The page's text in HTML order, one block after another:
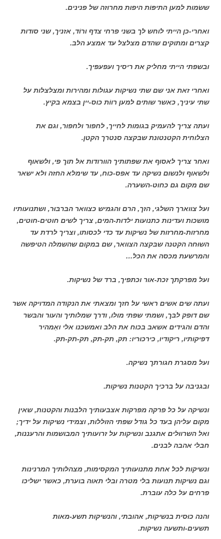
ששׂמות למען התיפּוֹת היפות מחרוזה של פנינים.
ואחרי-כן הייתי לוחש לך בשני פרחי צדף ורוֹד, אזניך, שני סודות
קצרים ומתוקים שהדם מצלצל עד אמצע הלב.
ובשפתי הייתי מחליק את ריסיך ועפעפּיך.
ואחרי זאת אני שם שתי נשיקות עגולות ומהירות ומצלצלות על
שתי עיניך, כאשר שותים למען רווֹת כוס-יין בצמא בקיץ.
ועתה צריך להעמיק בגומות לחייך, לחפור ולחפור, וגם את
הצלוחית הקטנטונת שבּקצה סנטרך הקטן.
ואחר צריך לאסוף את שפתותיך הוורודות אל תוך פי, ולשאוף
ולשאוף ולנשום נשיקה עד אפס-כוח, עד שימלא החזה ולא ישאר
שם מקום גם כחוט-השערה.
ועל צווארך השלגי, הזך, הרם והגמיש כצוואר הבּרבּוּר, ושתנועותיו
מושכות ועדינות כתנועות ילדות-המים, צריך לשים חוטים-חוטים,
מחרזות-מחרזות של נשיקות עד כדי לכסותו, וצריך לרדת עד
השוּחה הקטנה שבּקצה הצוואר, שם במקום שהשמלה הטיפשה
והמרשעת מכסה את הכל…
ועל מפרקתך זכת-אור וכתפיך, ברד של נשיקות.
ועתה שים אשים ראשי על חזך ומצאתי את הנקודה המדויקה אשר
שם דופק לבּך, ושמתי שפתי מולו, ודרך שמלותיך והעור והבּשר
והדם והגידים אשאב בכוח את הלב ואמשכנו אלי ואַמהיר
דפיקותיו, ריקודיו, כירכוריו: תק, תק-תק, תק-תק-תק.
ועל מסגרת חגורתך נשיקה.
ובגניבה על ברכיך הקטנות נשיקות.
ונשיקה על כל פרקה מפרקות אצבעותיך הלבנות והקטנות, שאין
מקום עליהן בעד כל גודל שפתי הזוללות, וצמידי נשיקות על ידיך;
ואל השרווּלים אתגנב ונשיקות על זרועותיך המבושמות והרעננות,
חבלי אהבה לבנים.
ונשיקות לכל אחת מתנועותיך המקסימות, מצהלותיך המרנינות
וגם נשיקות תנועות בלי מטרה ובלי תאוה בוערת, כאשר ישליכו
פרחים על כלה עוברת.
והנה כוּסית בנשיקות, אהובתי, והנשיקות תשע-מאות
תשעים-ותשעה נשיקות.